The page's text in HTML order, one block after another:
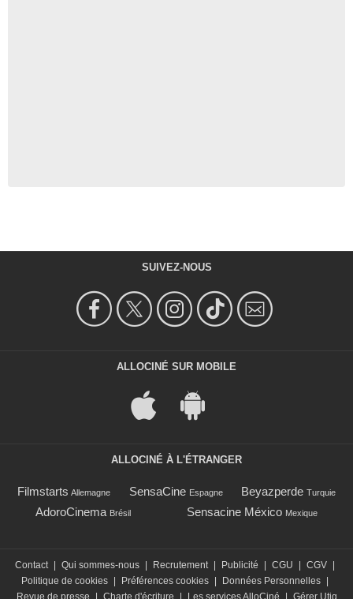
SUIVEZ-NOUS
ALLOCINÉ SUR MOBILE
ALLOCINÉ À L'ÉTRANGER
Filmstarts Allemagne SensaCine Espagne Beyazperde Turquie
AdoroCinema Brésil Sensacine México Mexique
Contact | Qui sommes-nous | Recrutement | Publicité | CGU | CGV |
Politique de cookies | Préférences cookies | Données Personnelles |
Revue de presse
| Charte d'écriture | Les services AlloCiné | Gérer Utiq